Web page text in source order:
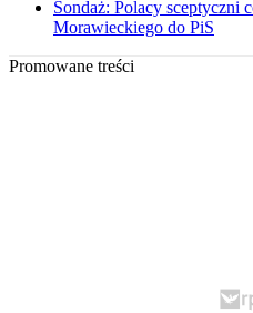
Sondaż: Polacy sceptyczni
Morawieckiego do PiS
Promowane treści